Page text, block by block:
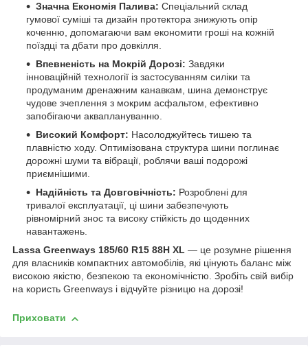
Значна Економія Палива: Спеціальний склад
гумової суміші та дизайн протектора знижують опір
коченню, допомагаючи вам економити гроші на кожній
поїздці та дбати про довкілля.
Впевненість на Мокрій Дорозі: Завдяки
інноваційній технології із застосуванням силіки та
продуманим дренажним канавкам, шина демонструє
чудове зчеплення з мокрим асфальтом, ефективно
запобігаючи акваплануванню.
Високий Комфорт: Насолоджуйтесь тишею та
плавністю ходу. Оптимізована структура шини поглинає
дорожні шуми та вібрації, роблячи ваші подорожі
приємнішими.
Надійність та Довговічність: Розроблені для
тривалої експлуатації, ці шини забезпечують
рівномірний знос та високу стійкість до щоденних
навантажень.
Lassa Greenways 185/60 R15 88H XL — це розумне рішення
для власників компактних автомобілів, які цінують баланс між
високою якістю, безпекою та економічністю. Зробіть свій вибір
на користь Greenways і відчуйте різницю на дорозі!
Приховати